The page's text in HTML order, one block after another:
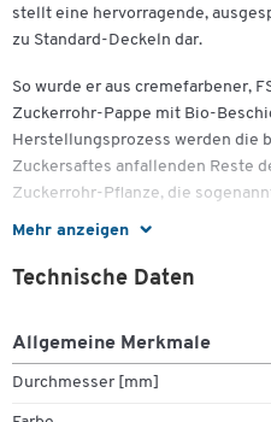
Mehr anzeigen
stellt eine hervorragende,
zu Standard-Deckeln dar.
So wurde er aus cremefarbener,
Zuckerrohr-Pappe mit Bio-
Herstellungsprozess werden die
Zuckersaftes anfallenden Reste
Zuckerrohr-Pflanze, die
Sie erhalten diesen stabilen und
für die Einweg-Trinkbecher Pure
Ausführung:
Technische Daten
Allgemeine Merkmale
Durchmesser [mm]